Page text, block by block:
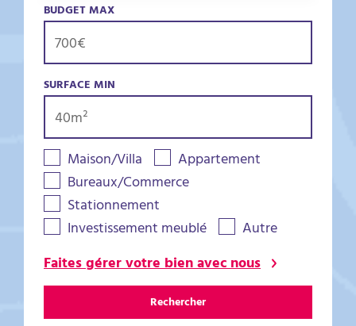
BUDGET MAX
SURFACE MIN
Maison/Villa
Appartement
Bureaux/Commerce
Stationnement
Investissement meublé
Autre
Faites gérer votre bien avec nous
Rechercher